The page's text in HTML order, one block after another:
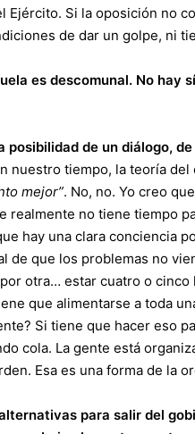
Ejército. Si la oposición no
de dar un golpe, ni
es descomunal. No hay
posibilidad de un diálogo,
nuestro tiempo, la teoría
mejor”. No, no. Yo creo
realmente no tiene tiempo
hay una clara conciencia
de que los problemas no
otra… estar cuatro o
que alimentarse a toda
Si tiene que hacer eso
cola. La gente está
Esa es una forma de la
para salir del